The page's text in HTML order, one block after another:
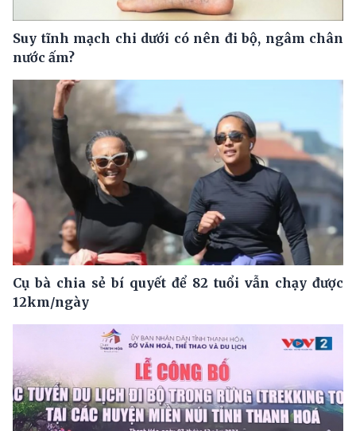
Suy tĩnh mạch chi dưới có nên đi bộ, ngâm chân
nước ấm?
Cụ bà chia sẻ bí quyết để 82 tuổi vẫn chạy được
12km/ngày